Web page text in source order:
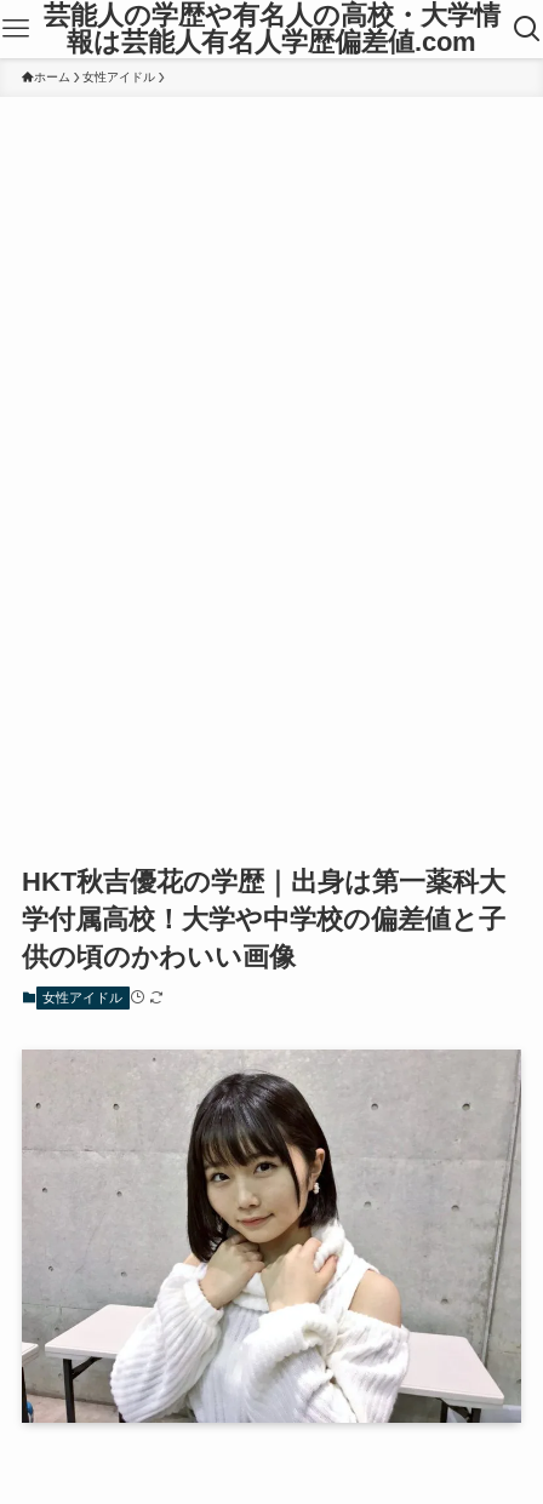
芸能人の学歴や有名人の高校・大学情
報は芸能人有名人学歴偏差値.com
ホーム 女性アイドル
HKT秋吉優花の学歴｜出身は第一薬科大
学付属高校！大学や中学校の偏差値と子
供の頃のかわいい画像
女性アイドル